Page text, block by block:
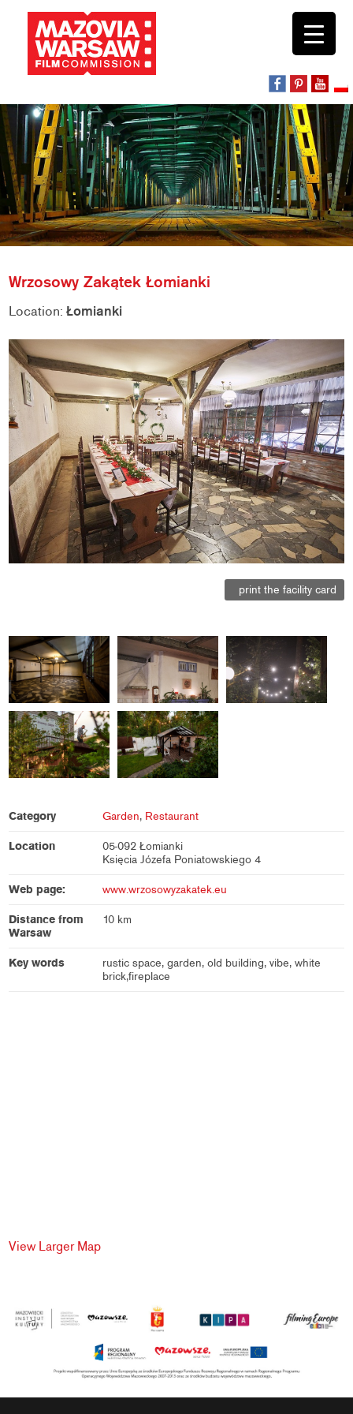
Wrzosowy Zakątek Łomianki
Location:Łomianki
print the facility card
Category Garden, Restaurant
Location
05-092 Łomianki
Księcia Józefa Poniatowskiego 4
Web page: www.wrzosowyzakatek.eu
Distance from
Warsaw
10 km
Key words
rustic space, garden, old building, vibe, white
brick,fireplace
View Larger Map